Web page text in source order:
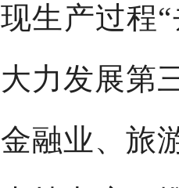
现生产过程
大力发展第
金融业、旅